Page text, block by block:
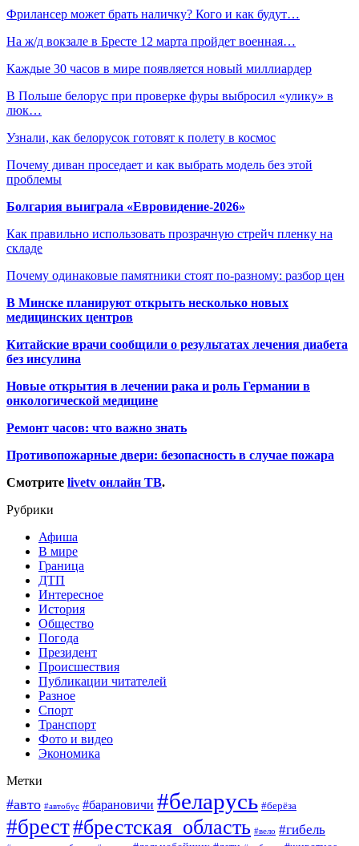
Фрилансер может брать наличку? Кого и как будут…
На ж/д вокзале в Бресте 12 марта пройдет военная…
Каждые 30 часов в мире появляется новый миллиардер
В Польше белорус при проверке фуры выбросил «улику» в
люк…
Узнали, как белорусок готовят к полету в космос
Почему диван проседает и как выбрать модель без этой
проблемы
Болгария выиграла «Евровидение-2026»
Как правильно использовать прозрачную стрейч пленку на
складе
Почему одинаковые памятники стоят по-разному: разбор цен
В Минске планируют открыть несколько новых
медицинских центров
Китайские врачи сообщили о результатах лечения диабета
без инсулина
Новые открытия в лечении рака и роль Германии в
онкологической медицине
Ремонт часов: что важно знать
Противопожарные двери: безопасность в случае пожара
Смотрите livetv онлайн ТВ.
Рубрики
Афиша
В мире
Граница
ДТП
Интересное
История
Общество
Погода
Президент
Происшествия
Публикации читателей
Разное
Спорт
Транспорт
Фото и видео
Экономика
Метки
#авто #автобус #барановичи #беларусь #берёза
#брест#брестская_область #вело #гибель